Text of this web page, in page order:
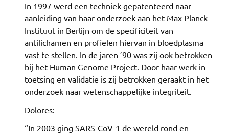
In 1997 werd een techniek gepatenteerd naar
aanleiding van haar onderzoek aan het Max Planck
Instituut in Berlijn om de specificiteit van
antilichamen en profielen hiervan in bloedplasma
vast te stellen. In de jaren ’90 was zij ook betrokken
bij het Human Genome Project. Door haar werk in
toetsing en validatie is zij betrokken geraakt in het
onderzoek naar wetenschappelijke integriteit.
Dolores:
“In 2003 ging SARS-CoV-1 de wereld rond en